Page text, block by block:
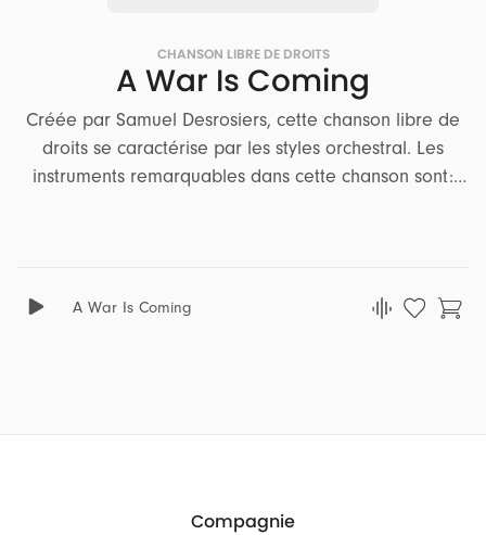
CHANSON LIBRE DE DROITS
A War Is Coming
Créée par Samuel Desrosiers, cette chanson libre de
droits se caractérise par les styles orchestral. Les
instruments remarquables dans cette chanson sont:
convient parfaitement aux projets qui gravitent autour
A War Is Coming
Compagnie